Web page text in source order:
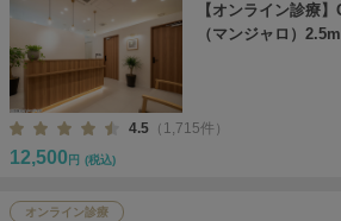
【オンライン診療
（マンジャロ）
4.5 （1,715件）
12,500 円 (税込)
オンライン診療